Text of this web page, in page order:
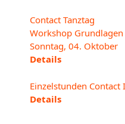
Contact Tanztag
Workshop
Sonntag, 04. Oktober
Details
Einzelstunden
Details